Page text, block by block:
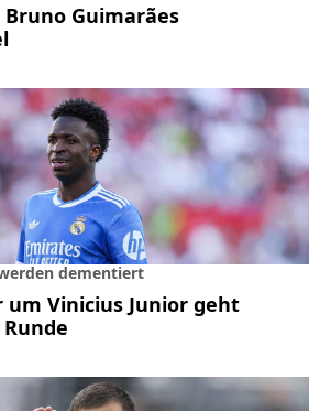
Guimarães
dementiert
Vinicius Junior geht